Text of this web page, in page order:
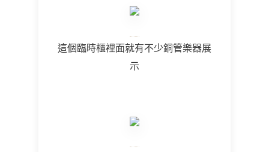
這個臨時櫃裡面就有不少銅管樂器展
示